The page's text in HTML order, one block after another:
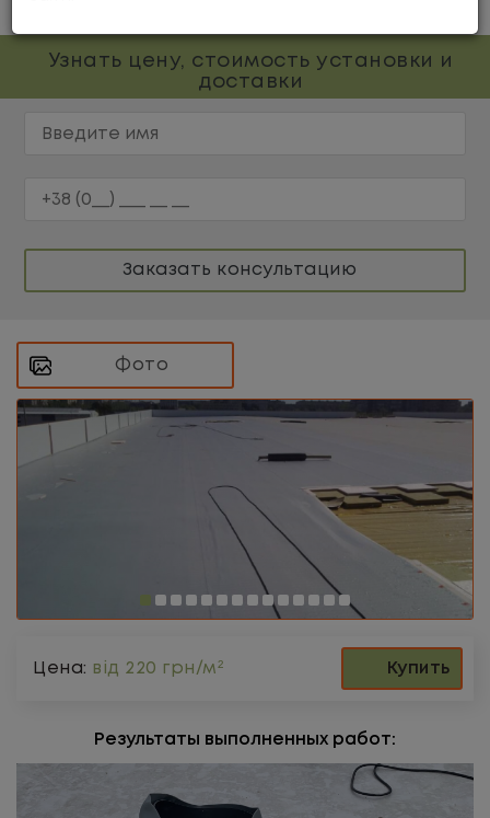
Узнать цену, стоимость установки и
доставки
Заказать консультацию
Фото
Цена: від 220 грн/м² Купить
Результаты выполненных работ: